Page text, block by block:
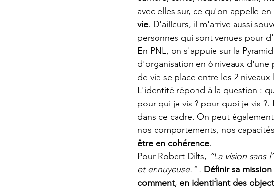
avec elles sur, ce qu'on appelle
vie. D'ailleurs, il m'arrive aussi
personnes qui sont venues pour
En PNL, on s'appuie sur la
d'organisation en 6 niveaux
de vie se place entre les 2
L'identité répond à la question :
pour qui je vis ? pour quoi je vis
dans ce cadre. On peut également
nos comportements, nos
être en cohérence.
Pour Robert Dilts, “La vision sans
et ennuyeuse.” . Définir sa
comment, en identifiant des